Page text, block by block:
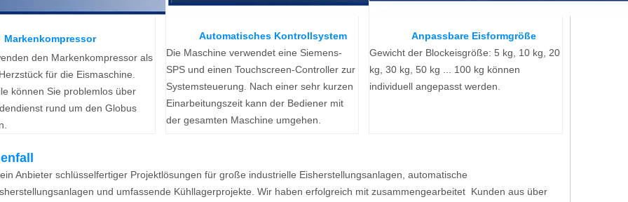
Markenkompressor
den Markenkompressor als
für die Eismaschine.
können Sie problemlos über
rund um den Globus
Automatisches Kontrollsystem
Die Maschine verwendet eine Siemens-
SPS und einen Touchscreen-Controller zur
Systemsteuerung. Nach einer sehr kurzen
Einarbeitungszeit kann der Bediener mit
der gesamten Maschine umgehen.
Anpassbare Eisformgröße
Gewicht der Blockeisgröße: 5 kg, 10 kg, 20
kg, 30 kg, 50 kg ... 100 kg können
individuell angepasst werden.
Anbieter schlüsselfertiger Projektlösungen für große industrielle Eisherstellungsanlagen, automatische
und umfassende Kühllagerprojekte. Wir haben erfolgreich mit zusammengearbeitet Kunden aus über